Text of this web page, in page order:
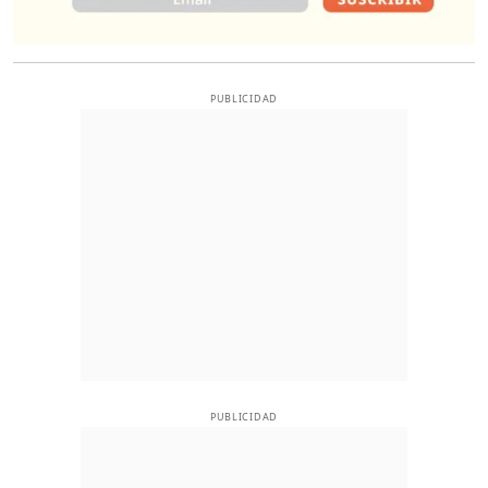
PUBLICIDAD
PUBLICIDAD